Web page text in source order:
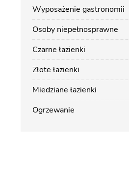
Wyposażenie gastronomii
Osoby niepełnosprawne
Czarne łazienki
Złote łazienki
Miedziane łazienki
Ogrzewanie